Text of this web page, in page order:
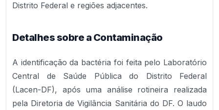
Distrito Federal e regiões adjacentes.
Detalhes sobre a Contaminação
A identificação da bactéria foi feita pelo Laboratório
Central de Saúde Pública do Distrito Federal
(Lacen-DF), após uma análise rotineira realizada
pela Diretoria de Vigilância Sanitária do DF. O laudo